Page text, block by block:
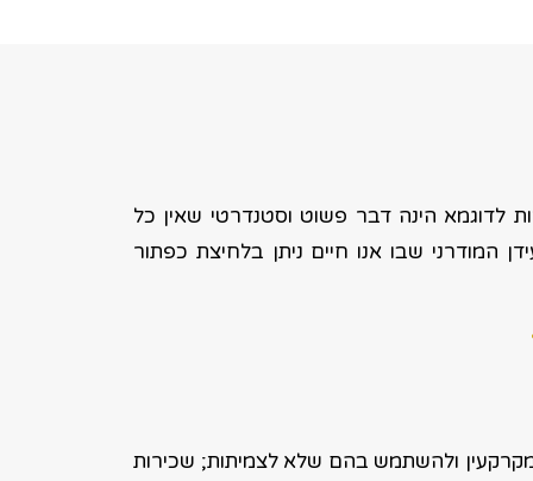
לדוגמא הינה דבר פשוט וסטנדרטי שאין כל
המודרני שבו אנו חיים ניתן בלחיצת כפתור
ולהשתמש בהם שלא לצמיתות; שכירות